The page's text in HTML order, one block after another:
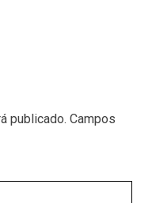
publicado. Campos